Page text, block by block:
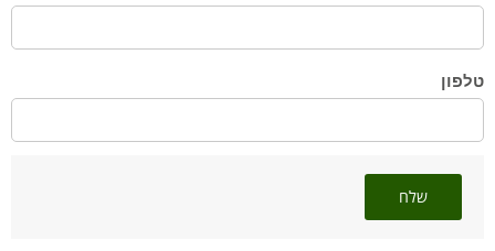
טלפון
שלח